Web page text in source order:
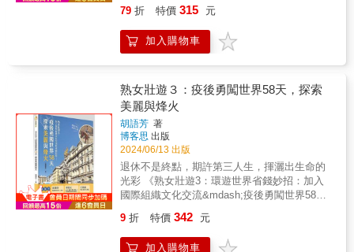
語言不通也能傳達的「讚美」，她想成為能夠
這是一堂獨處的入門課。▎ 從最基本的行李準
備、行程安排，到自家日本國內踩點的趣味，
飛向巴黎、台灣的新奇興奮。她讓我們知道，
永遠能夠為你儲存快樂，哪怕只是一點一滴，
或者當下你根本沒有察覺，那個勇敢出發的自
己，正在成長，正在改變。 & 本書特色 & ＼只
要鼓起勇氣出發／ & ◤獨自旅行時，我彷彿感
到重生，能夠更自然地行動。 我希望自己能時
刻成為那樣的人。 這是我每天努力的目標。◢
& 名人推薦 & 「做功課如此深入，吃得這樣專
業， 讓我相信她寫到的其他地區一定也是同樣
這本書，你能感受到每一頁都泛著作者迫不及
讀者共鳴：我也可以試試一個人去旅行！】 &
事，發哥都用輕鬆幽默的口吻實況重現，保證
讓人從頭笑到尾，突然想到還要再笑一次。 這
次發哥為大家準備的小故事足足有100則，內容
驗談，看完這些故事，將來參加旅行團時一定
更能體會領隊們的用心良苦。 & 【Part 1】這
是什麼情形？出國鮮事一籮筐 看場秀結果頭髮
燒起來了？！計程車司機從後車廂拿出傢伙是
要幹什麼？！全團都上飛機了，但是領隊
呢？！出門在外難免會遇到些狀況，但，這些
狀況也太瞎了吧！發哥私藏數十年來所見所聞
的旅行鮮事，絕對給你笑到併軌！ & 【Part
2】世界有夠大，領隊帶你長見識 尿尿小童和
小美人魚其實沒有想像中的大！吃西餐好講
都有人叫我去死？！妙趣之外，發哥也用小故
79 折 特價 315 元
加入購物車
熟女壯遊３：疫後勇闖世界58天，探索
美麗與烽火
胡語芳 著
博客思 出版
2024/06/13 出版
退休不是終點，期許第三人生，揮灑出生命的
光彩 《熟女壯遊3：環遊世界省錢妙招：加入
國際組織文化交流&mdash;疫後勇闖世界58
人文關懷的旅行記實。作者胡語芳以其豐富的
旅行經歷，展示了一個退休女性如何通過國際
9 折 特價 342 元
加入購物車